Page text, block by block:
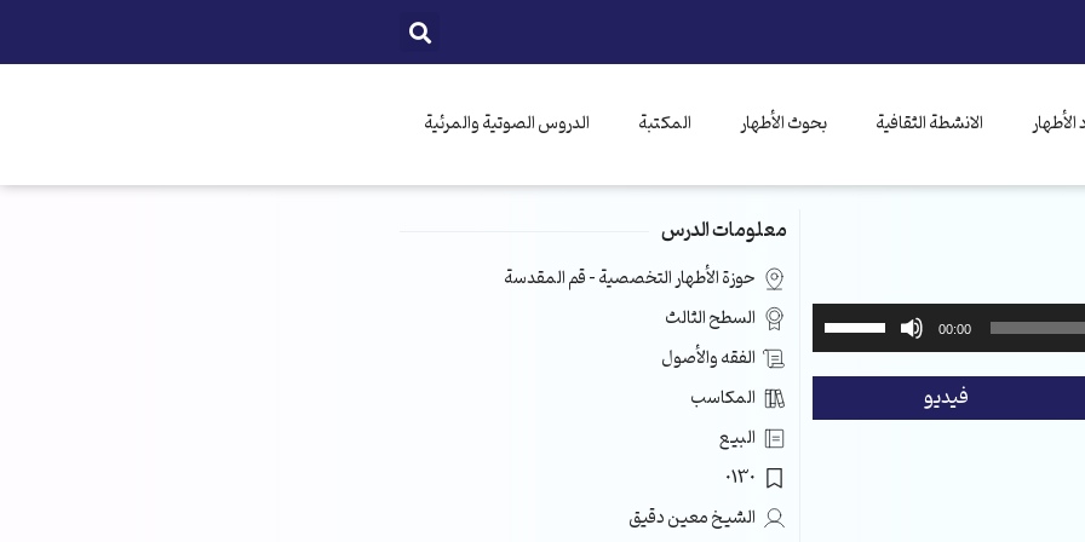
الانشطة الثقافية بحوث الأطهار المكتبة الدروس الصوتية والمرئية
00:00
استخدم
الأسهم
فيديو
معلومات الدرس
حوزة الأطهار التخصصية – قم المقدسة
السطح الثالث
الفقه والأصول
المكاسب
البيع
0130
الشيخ معين دقيق